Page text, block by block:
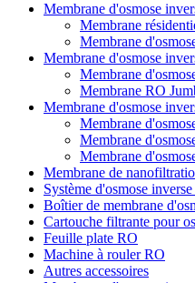
Membrane d'osmose
Membrane
Membrane
Membrane d'osmose
Membrane
Membrane RO
Membrane d'osmose
Membrane
Membrane
Membrane
Membrane de
Système d'osmose
Boîtier de membrane
Cartouche filtrante pour
Feuille plate RO
Machine à rouler RO
Autres accessoires